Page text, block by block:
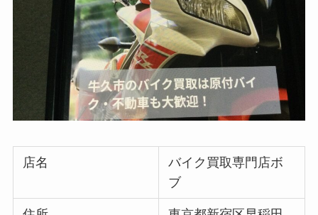
店名
バイク買取専門店ボ
ブ